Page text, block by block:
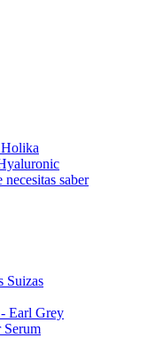
saber
Suizas
Earl Grey
Serum